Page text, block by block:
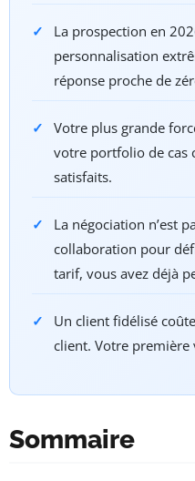
La prospection en
personnalisation
réponse proche de
Votre plus grande
votre portfolio de cas
satisfaits.
La négociation n’est
collaboration pour
tarif, vous avez déjà
Un client fidélisé
client. Votre première
Sommaire